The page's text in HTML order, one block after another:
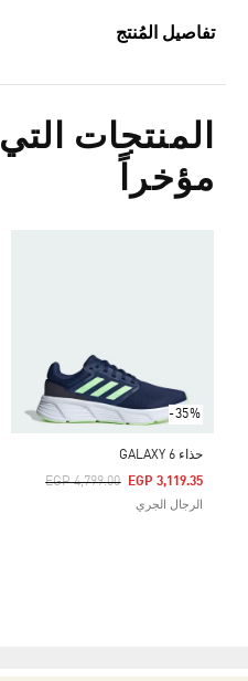
تفاصيل المُنتج
المنتجات
مؤخراً
-35%
حذاء GALAXY 6
Price Reduced From
EGP 4,799.00
To EGP 3,119.35
الرجال الجري